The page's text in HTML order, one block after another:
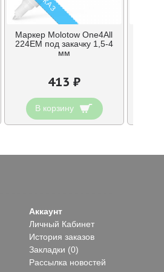
Маркер Molotow One4All
224EM под закачку 1,5-4
мм
413 ₽
В корзину
Аккаунт
Личный Кабинет
История заказов
Закладки (0)
Рассылка новостей